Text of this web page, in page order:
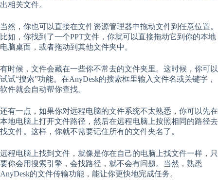
出相关文件。
当然，你也可以直接在文件资源管理器中拖动文件到任意位置。
比如，你找到了一个PPT文件，你就可以直接拖动它到你的本地
电脑桌面，或者拖动到其他文件夹中。
有时候，文件会藏在一些你不常去的文件夹里。这时候，你可以
试试“搜索”功能。在AnyDesk的搜索框里输入文件名或关键字，
软件就会自动帮你查找。
还有一点，如果你对远程电脑的文件系统不太熟悉，你可以先在
本地电脑上打开文件路径，然后在远程电脑上按照相同的路径去
找文件。这样，你就不需要记住所有的文件夹名了。
远程电脑上找到文件，就像是你在自己的电脑上找文件一样，只
要你会用搜索引擎，会找路径，就不会有问题。当然，熟悉
AnyDesk的文件传输功能，能让你更快地完成任务。